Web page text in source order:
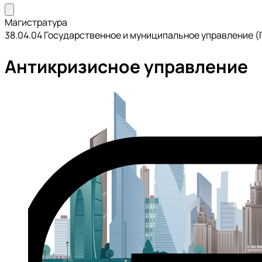
Магистратура
38.04.04 Государственное и муниципальное управление
Антикризисное управление